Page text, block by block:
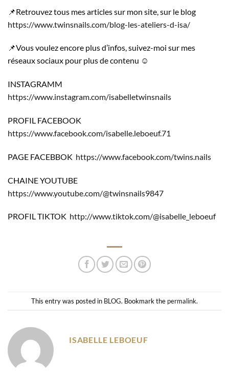
📌Retrouvez tous mes articles sur mon site, sur le blog
https://www.twinsnails.com/blog-les-ateliers-d-isa/
📌Vous voulez encore plus d’infos, suivez-moi sur mes
réseaux sociaux pour plus de contenu ☺️
INSTAGRAMM
https://www.instagram.com/isabelletwinsnails
PROFIL FACEBOOK
https://www.facebook.com/isabelle.leboeuf.71
PAGE FACEBBOK https://www.facebook.com/twins.nails
CHAINE YOUTUBE
https://www.youtube.com/@twinsnails9847
PROFIL TIKTOK http://www.tiktok.com/@isabelle_leboeuf
This entry was posted in BLOG. Bookmark the permalink.
ISABELLE LEBOEUF